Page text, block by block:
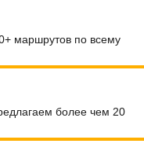
маршрутов по всему
более чем 20